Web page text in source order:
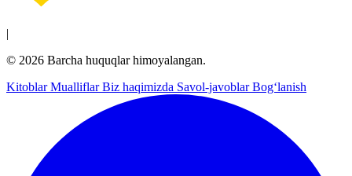
|
© 2026 Barcha huquqlar himoyalangan.
KitoblarMualliflarBiz haqimizda Savol-javoblarBog‘lanish